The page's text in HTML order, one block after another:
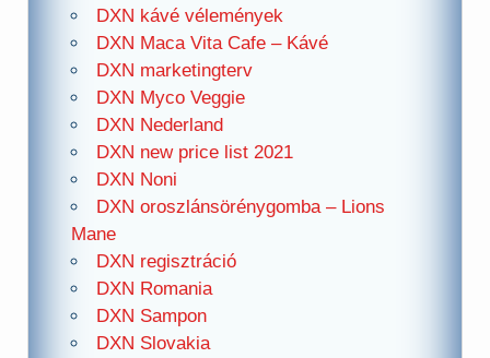
DXN kávé vélemények
DXN Maca Vita Cafe – Kávé
DXN marketingterv
DXN Myco Veggie
DXN Nederland
DXN new price list 2021
DXN Noni
DXN oroszlánsörénygomba – Lions
Mane
DXN regisztráció
DXN Romania
DXN Sampon
DXN Slovakia